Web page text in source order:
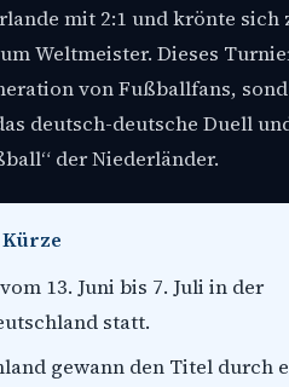
mit 2:1 und krönte sich
Weltmeister. Dieses
von Fußballfans,
deutsch-deutsche Duell
der Niederländer.
13. Juni bis 7. Juli in der
statt.
gewann den Titel durch